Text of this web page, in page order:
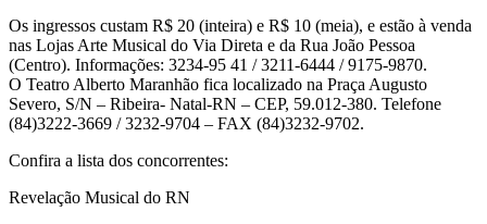
Os ingressos custam R$ 20 (inteira) e R$ 10 (meia), e estão à venda
nas Lojas Arte Musical do Via Direta e da Rua João Pessoa
(Centro). Informações: 3234-95 41 / 3211-6444 / 9175-9870.
O Teatro Alberto Maranhão fica localizado na Praça Augusto
Severo, S/N – Ribeira- Natal-RN – CEP, 59.012-380. Telefone
(84)3222-3669 / 3232-9704 – FAX (84)3232-9702.
Confira a lista dos concorrentes:
Revelação Musical do RN